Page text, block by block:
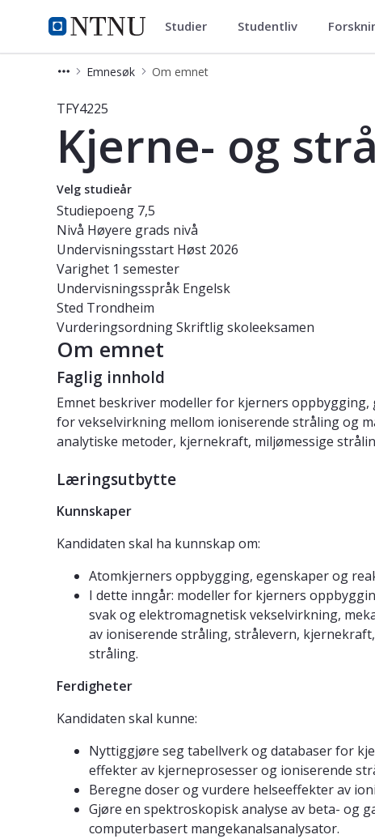
NTNU Hjemmeside
Studier Studier Studentliv
Emnesøk Om emnet
Emne - Kjerne- og strålingsfysikk -
TFY4225
Kjerne- og
Velg studieår
Studiepoeng 7,5
Nivå Høyere grads nivå
Undervisningsstart Høst 2026
Varighet 1 semester
Undervisningsspråk Engelsk
Sted Trondheim
VurderingsordningSkriftlig skoleeksamen
Om emnet
Faglig innhold
Emnet beskriver modeller for kjerners
for vekselvirkning mellom ioniserende stråling og
analytiske metoder, kjernekraft, miljømessige
Læringsutbytte
Kunnskaper
Kandidaten skal ha kunnskap om:
Atomkjerners oppbygging, egenskaper og
I dette inngår: modeller for kjerners
svak og elektromagnetisk vekselvirkning,
av ioniserende stråling, strålevern,
stråling.
Ferdigheter
Kandidaten skal kunne:
Nyttiggjøre seg tabellverk og databaser for
effekter av kjerneprosesser og ioniserende
Beregne doser og vurdere helseeffekter av
Gjøre en spektroskopisk analyse av beta- og
computerbasert mangekanalsanalysator.